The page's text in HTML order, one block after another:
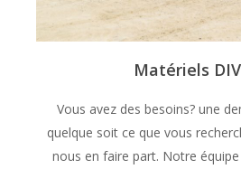
Matériels
Vous avez des besoins? une
quelque soit ce que vous
nous en faire part. Notre